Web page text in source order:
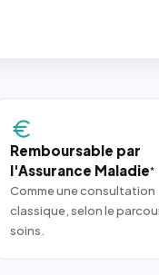
Remboursable par
l'Assurance Maladie*
Comme une consultation
classique, selon le
soins.